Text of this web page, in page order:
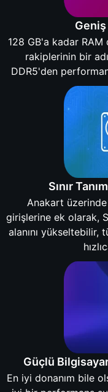
128 GB'a kadar
rakiplerinin bir
DDR5'den
Sınır
Anakart
girişlerine ek olarak,
alanını yükseltebilir,
Güçlü
En iyi donanım bile